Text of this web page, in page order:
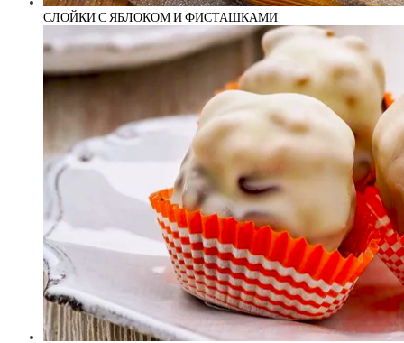
СЛОЙКИ С ЯБЛОКОМ И ФИСТАШКАМИ